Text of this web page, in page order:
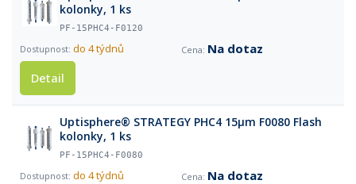
kolonky, 1 ks
PF-15PHC4-F0120
do 4 týdnů
Na dotaz
Detail
Uptisphere® STRATEGY PHC4 15µm F0080 Flash
kolonky, 1 ks
PF-15PHC4-F0080
do 4 týdnů
Na dotaz